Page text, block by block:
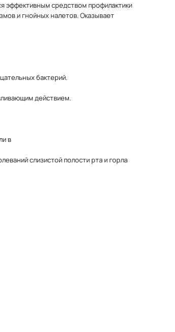
эффективным средством профилактики
и гнойных налетов. Оказывает
бактерий.
действием.
в
слизистой полости рта и горла